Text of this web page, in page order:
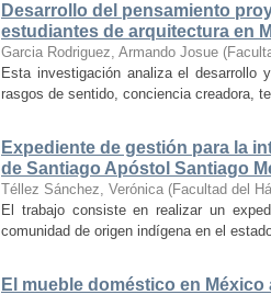
Desarrollo del pensamiento
estudiantes de arquitectura en
Garcia Rodriguez, Armando Josue (
Esta investigación analiza el desarrollo
rasgos de sentido, conciencia creadora,
Expediente de gestión para la
de Santiago Apóstol Santiago
Téllez Sánchez, Verónica (Facultad del
El trabajo consiste en realizar un
comunidad de origen indígena en el
El mueble doméstico en